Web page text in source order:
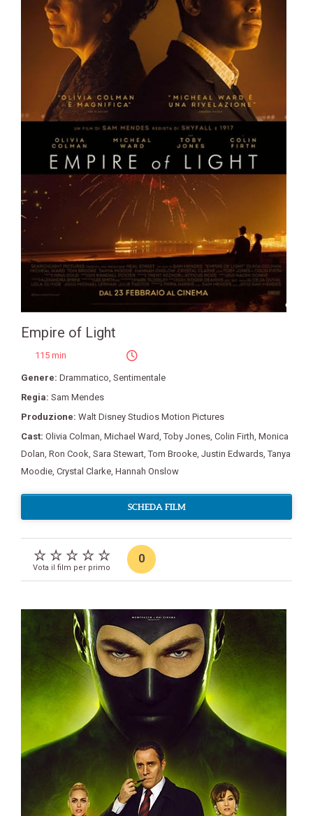
Empire of Light
115 min
Genere: Drammatico Sentimentale
Regia: Sam Mendes
Produzione: Walt Disney Studios Motion Pictures
Cast: Olivia Colman Michael Ward ,Toby Jones Colin Firth Monica
Dolan Ron Cook Sara Stewart ,Tom Brooke Justin Edwards ,Tanya
Moodie Crystal Clarke Hannah Onslow
SCHEDA FILM
Vota il film per primo
0